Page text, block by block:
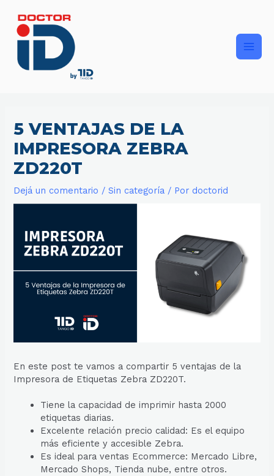
contenido
5 VENTAJAS DE LA
IMPRESORA ZEBRA
ZD220T
Dejá un comentario /Sin categoría / Por doctorid
En este post te vamos a compartir 5 ventajas de la
Impresora de Etiquetas Zebra ZD220T.
Tiene la capacidad de imprimir hasta 2000
etiquetas diarias.
Excelente relación precio calidad: Es el equipo
más eficiente y accesible Zebra.
Es ideal para ventas Ecommerce: Mercado Libre,
Mercado Shops, Tienda nube, entre otros.